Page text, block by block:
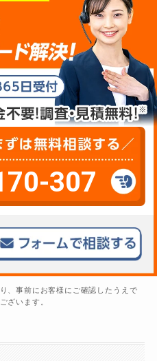
307
、事前にお客様にご確認したうえで
ざいます。